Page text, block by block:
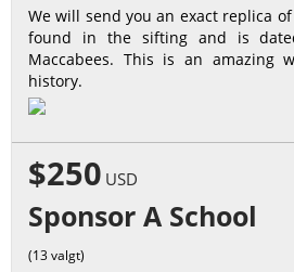
We will send you an exact replica
found in the sifting and is
Maccabees. This is an amazing
history.
$250 USD
Sponsor A School
(13 valgt)